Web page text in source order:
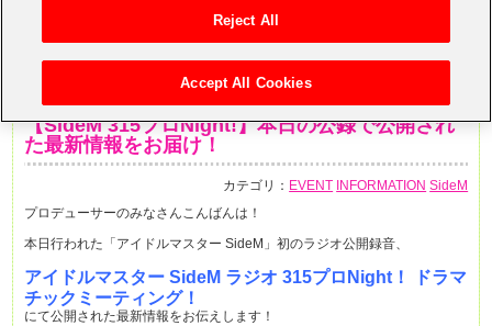
【SideM 315プロNight!】本日の公録で公開され
た最新情報をお届け！
カテゴリ： EVENT INFORMATION SideM
プロデューサーのみなさんこんばんは！
本日行われた「アイドルマスター SideM」初のラジオ公開録音、
アイドルマスター SideM ラジオ 315プロNight！ ドラマ
チックミーティング！
にて公開された最新情報をお伝えします！
Reject All
Accept All Cookies